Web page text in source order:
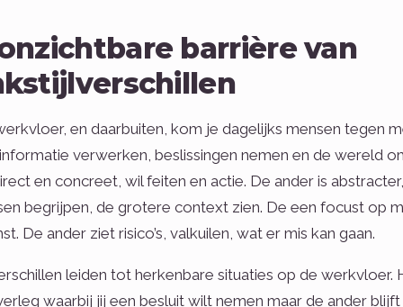
barrière van
en daarbuiten, kom je dagelijks mensen tegen
verwerken, beslissingen nemen en de wereld
en concreet, wil feiten en actie. De ander is
begrijpen, de grotere context zien. De een focust op
De ander ziet risico’s, valkuilen, wat er mis kan gaan.
leiden tot herkenbare situaties op de werkvloer.
waarbij jij een besluit wilt nemen maar de ander